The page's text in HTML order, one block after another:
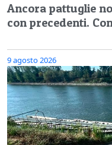
Ancora pattuglie
con precedenti.
9 agosto 2026